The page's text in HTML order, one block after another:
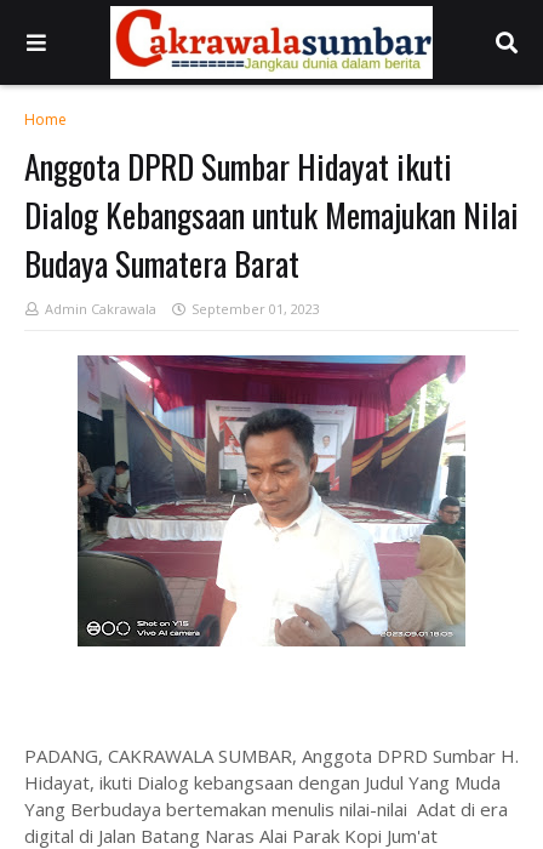
Home
Anggota DPRD Sumbar Hidayat ikuti
Dialog Kebangsaan untuk Memajukan Nilai
Budaya Sumatera Barat
Admin Cakrawala September 01, 2023
PADANG, CAKRAWALA SUMBAR, Anggota DPRD Sumbar H.
Hidayat, ikuti Dialog kebangsaan dengan Judul Yang Muda
Yang Berbudaya bertemakan menulis nilai-nilai Adat di era
digital di Jalan Batang Naras Alai Parak Kopi Jum'at